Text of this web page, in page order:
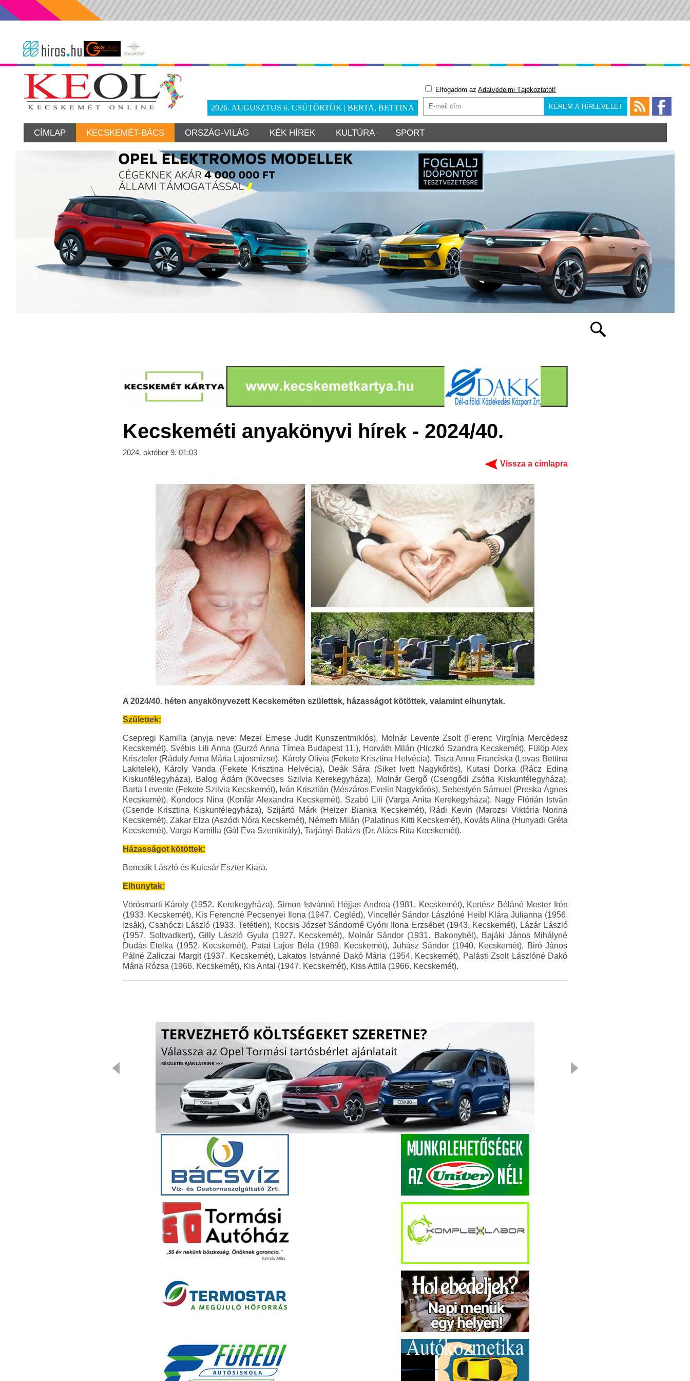
2026. AUGUSZTUS 6. CSÜTÖRTÖK | BERTA, BETTINA
Elfogadom az Adatvédelmi Tájékoztatót!
CÍMLAP KECSKEMÉT-BÁCS ORSZÁG-VILÁG KÉK HÍREK KULTÚRA SPORT
Kecskeméti anyakönyvi hírek - 2024/40.
2024. október 9. 01:03
Vissza a címlapra
A 2024/40. héten anyakönyvezett Kecskeméten születtek, házasságot kötöttek, valamint elhunytak.
Születtek:
Csepregi Kamilla (anyja neve: Mezei Emese Judit Kunszentmiklós), Molnár Levente Zsolt (Ferenc Virgínia Mercédesz
Kecskemét), Svébis Lili Anna (Gurzó Anna Tímea Budapest 11.), Horváth Milán (Hiczkó Szandra Kecskemét), Fülöp Alex
Krisztofer (Ráduly Anna Mária Lajosmizse), Károly Olívia (Fekete Krisztina Helvécia), Tisza Anna Franciska (Lovas Bettina
Lakitelek), Károly Vanda (Fekete Krisztina Helvécia), Deák Sára (Siket Ivett Nagykőrös), Kutasi Dorka (Rácz Edina
Kiskunfélegyháza), Balog Ádám (Kövecses Szilvia Kerekegyháza), Molnár Gergő (Csengődi Zsófia Kiskunfélegyháza),
Barta Levente (Fekete Szilvia Kecskemét), Iván Krisztián (Mészáros Evelin Nagykőrös), Sebestyén Sámuel (Preska Ágnes
Kecskemét), Kondocs Nina (Konfár Alexandra Kecskemét), Szabó Lili (Varga Anita Kerekegyháza), Nagy Flórián István
(Csende Krisztina Kiskunfélegyháza), Szijártó Márk (Heizer Bianka Kecskemét), Rádi Kevin (Marozsi Viktória Norina
Kecskemét), Zakar Elza (Aszódi Nóra Kecskemét), Németh Milán (Palatinus Kitti Kecskemét), Kováts Alina (Hunyadi Gréta
Kecskemét), Varga Kamilla (Gál Éva Szentkirály), Tarjányi Balázs (Dr. Alács Rita Kecskemét).
Házasságot kötöttek:
Bencsik László és Kulcsár Eszter Kiara.
Elhunytak:
Vörösmarti Károly (1952. Kerekegyháza), Simon Istvánné Héjjas Andrea (1981. Kecskemét), Kertész Béláné Mester Irén
(1933. Kecskemét), Kis Ferencné Pecsenyei Ilona (1947. Cegléd), Vincellér Sándor Lászlóné Heibl Klára Julianna (1956.
Izsák), Csahóczi László (1933. Tetétlen), Kocsis József Sándorné Gyóni Ilona Erzsébet (1943. Kecskemét), Lázár László
(1957. Soltvadkert), Gilly László Gyula (1927. Kecskemét), Molnár Sándor (1931. Bakonybél), Bajáki János Mihályné
Dudás Etelka (1952. Kecskemét), Patai Lajos Béla (1989. Kecskemét), Juhász Sándor (1940. Kecskemét), Biró János
Pálné Zaliczai Margit (1937. Kecskemét), Lakatos Istvánné Dakó Mária (1954. Kecskemét), Palásti Zsolt Lászlóné Dakó
Mária Rózsa (1966. Kecskemét), Kis Antal (1947. Kecskemét), Kiss Attila (1966. Kecskemét).